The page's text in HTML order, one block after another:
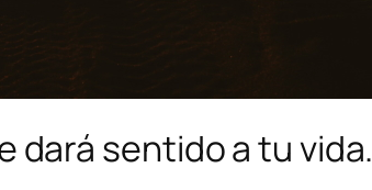
dará sentido a tu vida.